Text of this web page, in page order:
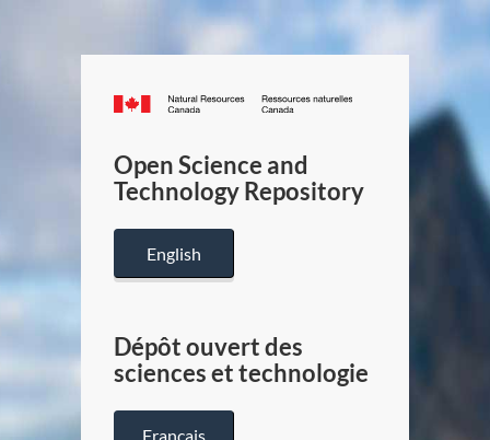
Canada.ca
/
Canada
Open Science and
Technology Repository
English
Dépôt ouvert des
sciences et technologie
Français